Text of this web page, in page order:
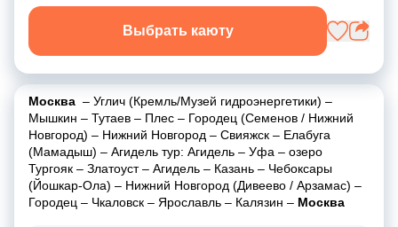
Выбрать каюту
Москва – Углич (Кремль/Музей гидроэнергетики) –
Мышкин – Тутаев – Плес – Городец (Семенов / Нижний
Новгород) – Нижний Новгород – Свияжск – Елабуга
(Мамадыш) – Агидель тур: Агидель – Уфа – озеро
Тургояк – Златоуст– Агидель – Казань – Чебоксары
(Йошкар-Ола) – Нижний Новгород (Дивеево / Арзамас) –
Городец – Чкаловск – Ярославль – Калязин – Москва